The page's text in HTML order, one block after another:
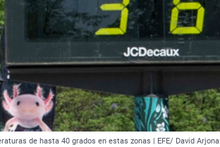
de hasta 40 grados en estas zonas | EFE/ David Arjona